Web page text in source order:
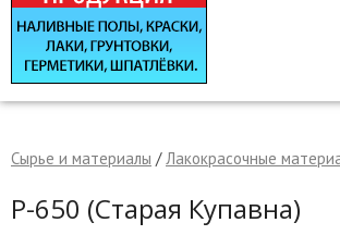
Сырье и материалы /Лакокрасочные
Р-650 (Старая Купавна)